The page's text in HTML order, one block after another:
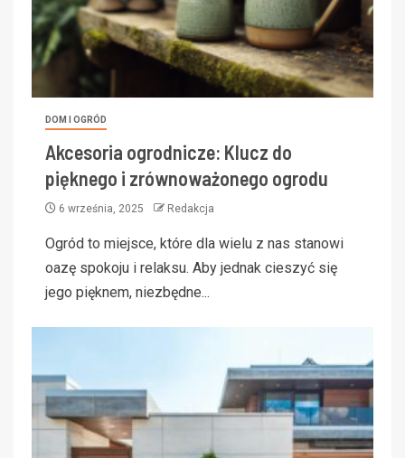
DOM I OGRÓD
Akcesoria ogrodnicze: Klucz do
pięknego i zrównoważonego ogrodu
6 września, 2025 Redakcja
Ogród to miejsce, które dla wielu z nas stanowi
oazę spokoju i relaksu. Aby jednak cieszyć się
jego pięknem, niezbędne...